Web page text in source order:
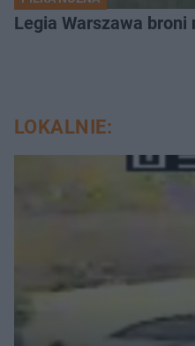
Legia Warszawa
LOKALNIE: